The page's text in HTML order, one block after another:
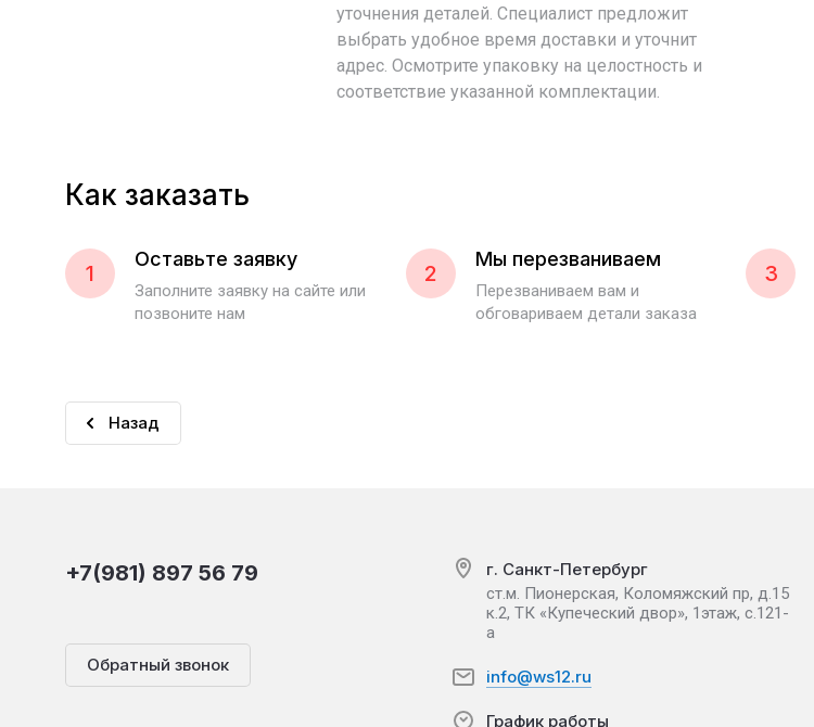
уточнения деталей. Специалист предложит
выбрать удобное время доставки и уточнит
адрес. Осмотрите упаковку на целостность и
соответствие указанной комплектации.
Как заказать
1
Оставьте заявку
Заполните заявку на сайте или
позвоните нам
2
Мы перезваниваем
Перезваниваем вам и
обговариваем детали заказа
3
Назад
+7(981) 897 56 79
Обратный звонок
г. Санкт-Петербург
ст.м. Пионерская, Коломяжский пр, д.15
к.2, ТК «Купеческий двор», 1этаж, с.121-
а
info@ws12.ru
График работы